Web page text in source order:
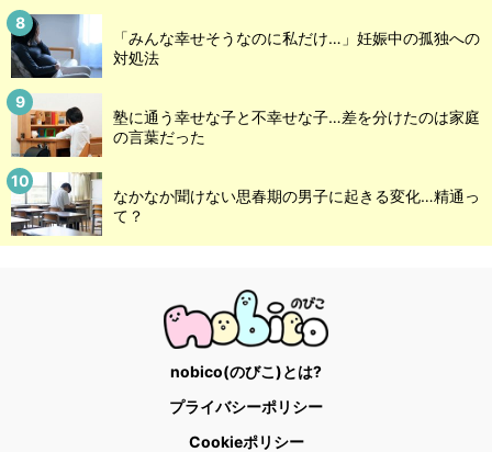
「みんな幸せそうなのに私だけ…」妊娠中の孤独への
対処法
塾に通う幸せな子と不幸せな子…差を分けたのは家庭
の言葉だった
なかなか聞けない思春期の男子に起きる変化…精通っ
て？
nobico(のびこ)とは?
プライバシーポリシー
Cookieポリシー